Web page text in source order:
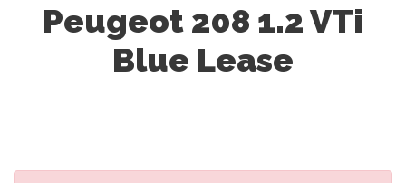
Peugeot 208 1.2 VTi
Blue Lease